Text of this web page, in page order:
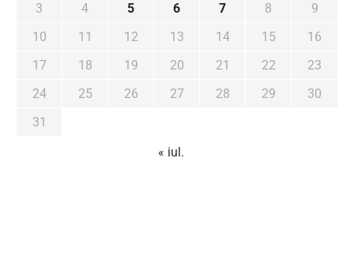
3
4 5 6 7 8
9
10
11 12 13 14 15
16
17
18 19 20 21 22
23
24
25 26 27 28 29
30
31
« iul.